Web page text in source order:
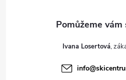
Ivana Losertová
info@